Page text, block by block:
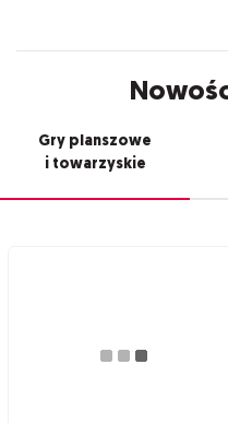
Gry planszowe
i towarzyskie